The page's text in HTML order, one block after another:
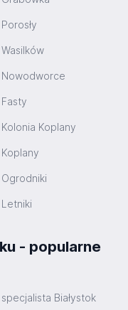
Nowodworce
Koplany
- popularne
Białystok